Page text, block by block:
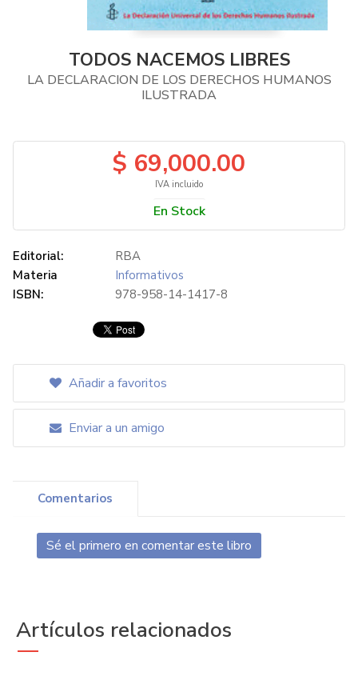
TODOS NACEMOS LIBRES
LA DECLARACION DE LOS DERECHOS HUMANOS
ILUSTRADA
$ 69,000.00
IVA incluido
En Stock
Editorial:
RBA
Materia
Informativos
ISBN:
978-958-14-1417-8
Añadir a favoritos
Enviar a un amigo
Comentarios
Sé el primero en comentar este libro
Artículos relacionados